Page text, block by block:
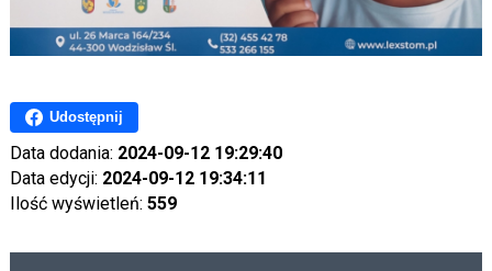
Udostępnij
Data dodania: 2024-09-12 19:29:40
Data edycji: 2024-09-12 19:34:11
Ilość wyświetleń: 559